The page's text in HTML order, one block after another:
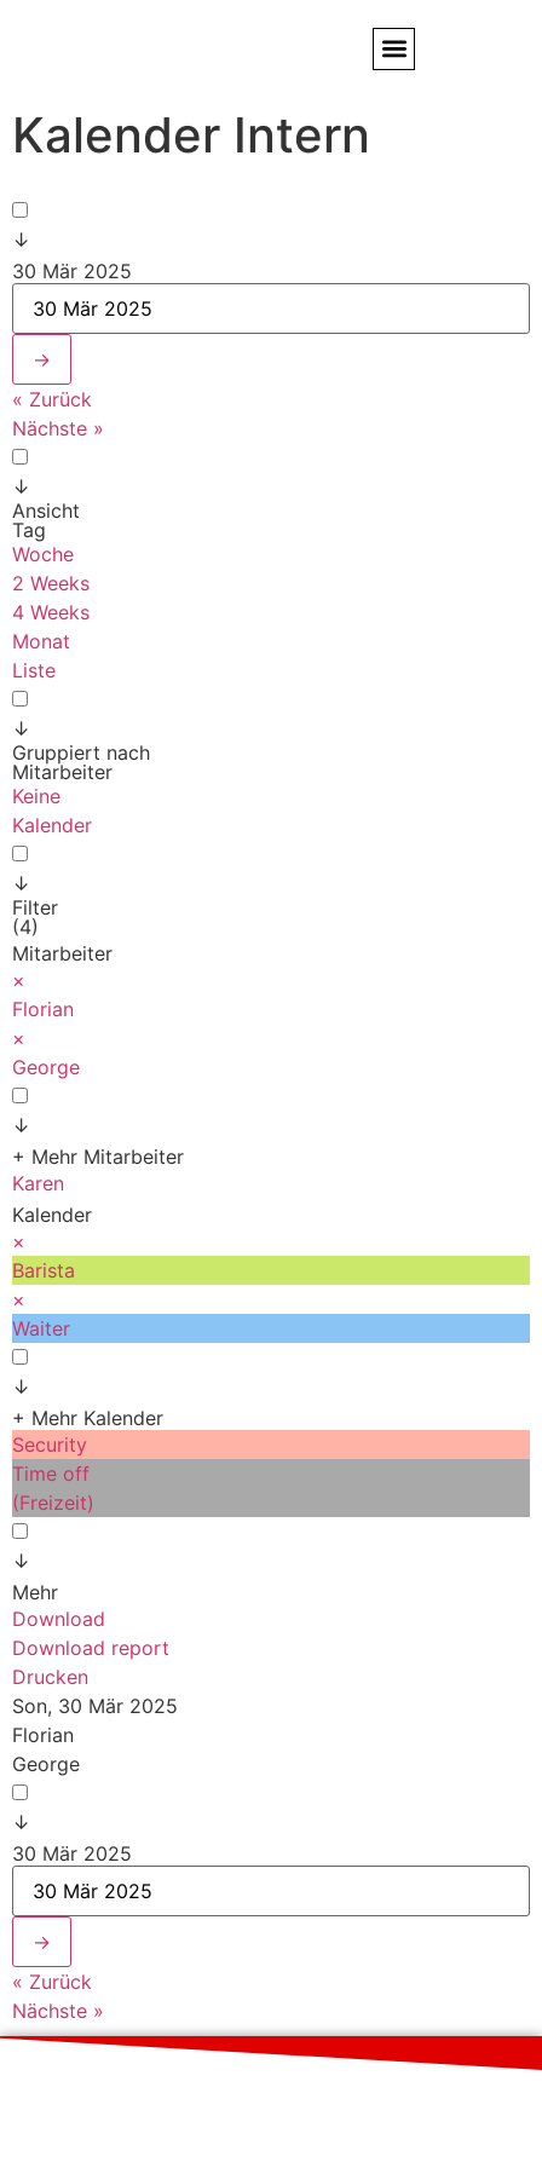
Kalender Intern
↓
30 Mär 2025
→
« Zurück
Nächste »
↓
Ansicht
Tag
Woche
2 Weeks
4 Weeks
Monat
Liste
↓
Gruppiert nach
Mitarbeiter
Keine
Kalender
↓
Filter
(4)
Mitarbeiter
×
Florian
×
George
↓
+ Mehr Mitarbeiter
Karen
Kalender
×
Barista
×
Waiter
↓
+ Mehr Kalender
Security
Time off
(Freizeit)
↓
Mehr
Download
Download report
Drucken
Son, 30 Mär 2025
Florian
George
↓
30 Mär 2025
→
« Zurück
Nächste »